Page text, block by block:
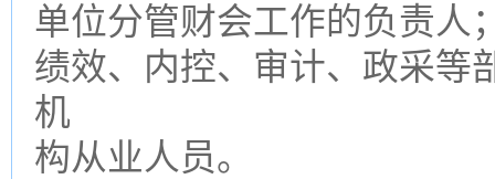
单位分管财会工作的负责人
绩效、内控、审计、政采等
机
构从业人员。